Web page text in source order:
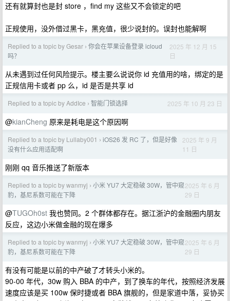
还有就算封也是封 store ，find my 这些又不会锁定的吧
正规使用，没外借过黑卡，黑充值，很少说封的。误封也能解啊
Replied to a topic by Gesar › 你会在苹果设备登录 icloud
吗？
2025 年 12 月 15
日
从未遇到过任何风险提示。楼主要么说说你 id 充值用的啥，绑定的是
正规信用卡或者 pp 么，id 是否是共享 id
Replied to a topic by AddIce › 智能门锁选择 2025 年 10 月 23 日
@kianCheng 原来是耗电是这个原因啊
Replied to a topic by Lullaby001 › iOS26 发 RC 了，但是好像
没有什么应用适配啊
2025 年 9 月
11 日
刚刚 qq 音乐推送了新版本
Replied to a topic by wanmyj › 小米 YU7 大定稳破 30W，管中窥
豹，基尼系数可能在下降
2025 年 6 月
29 日
@TUGOh0st 我也赞同。2 个群体都存在。据江浙沪的金融圈内朋友
反应，这边小米做金融的现在爆多
Replied to a topic by wanmyj › 小米 YU7 大定稳破 30W，管中窥
豹，基尼系数可能在下降
2025 年 6 月
29 日
有没有可能是以前的中产破了才转头小米的。
90-00 年代，30w 购入 BBA 的中产，到了换车的年代，按照经济发展
速度应该是买 100w 保时捷或者 BBA 旗舰的，但是家道中落，妥协买